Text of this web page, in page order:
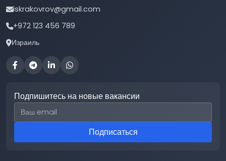
iskrakovrov@gmail.com
+972 123 456 789
Израиль
Подпишитесь на новые вакансии
Email для подписки
Подписаться